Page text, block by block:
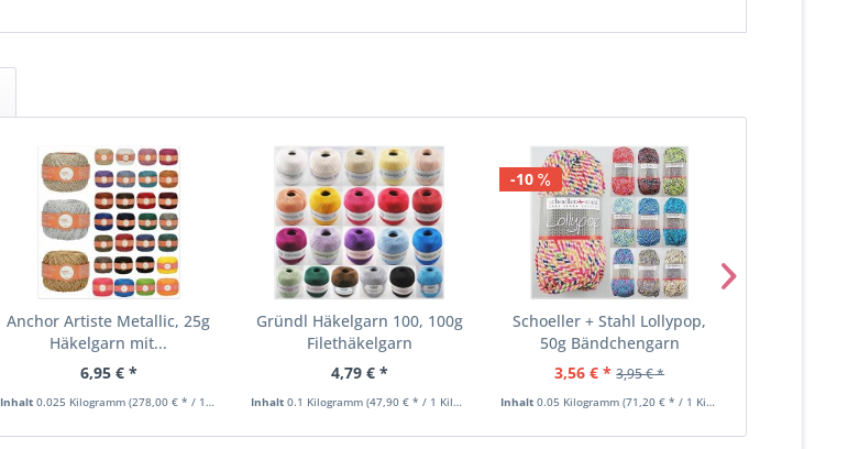
Anchor Artiste Metallic, 25g
Häkelgarn mit...
6,95 € *
Inhalt0.025 Kilogramm(278,00 € * / 1 Kilogramm)
Gründl Häkelgarn 100, 100g
Filethäkelgarn
4,79 € *
Inhalt 0.1 Kilogramm (47,90 € * / 1 Kilogramm)
-10
Schoeller + Stahl Lollypop,
50g Bändchengarn
3,56 € * 3,95 € *
Inhalt0.05 Kilogramm(71,20 € * / 1 Kilogramm)